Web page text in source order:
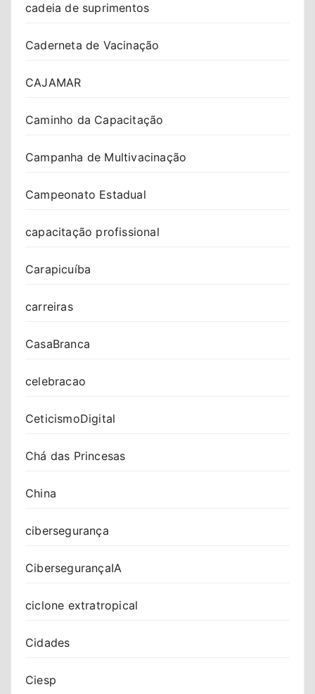
cadeia de suprimentos
Caderneta de Vacinação
CAJAMAR
Caminho da Capacitação
Campanha de Multivacinação
Campeonato Estadual
capacitação profissional
Carapicuíba
carreiras
CasaBranca
celebracao
CeticismoDigital
Chá das Princesas
China
cibersegurança
CibersegurançaIA
ciclone extratropical
Cidades
Ciesp